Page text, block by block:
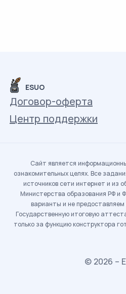
ESUO
Договор-оферта
Центр поддержки
Сайт является
ознакомительных целях. Все
источников сети интернет и из
Министерства образования РФ и
варианты и не
Государственную итоговую
только за функцию конструктора
© 2026 –